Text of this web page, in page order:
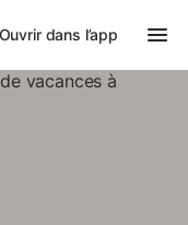
Ouvrir dans l’app